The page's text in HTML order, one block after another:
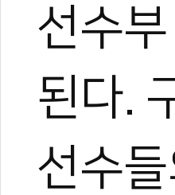
선수
된다.
선수